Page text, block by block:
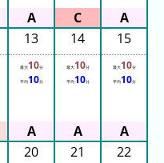
13
最大10分
平均10分
14
最大10分
平均10分
15
最大10分
平均10分
20 21 22